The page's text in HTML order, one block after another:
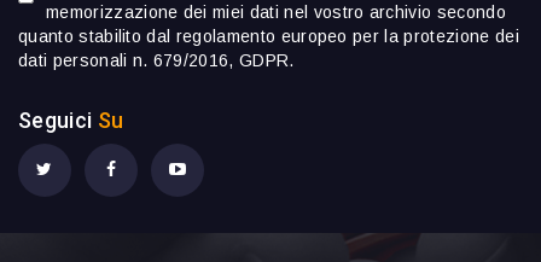
memorizzazione dei miei dati nel vostro archivio secondo
quanto stabilito dal regolamento europeo per la protezione dei
dati personali n. 679/2016, GDPR.
Seguici Su